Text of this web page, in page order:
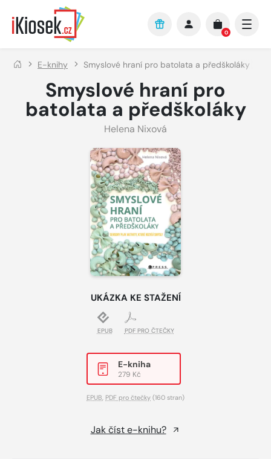
Přejít na hlavní obsah
0
E-knihy Smyslové hraní pro batolata a předškoláky
Smyslové hraní pro
batolata a předškoláky
Helena Nixová
UKÁZKA KE STAŽENÍ
EPUB PDF PRO ČTEČKY
E-kniha
279 Kč
EPUB, PDF pro čtečky (160 stran)
Jak číst e-knihu?